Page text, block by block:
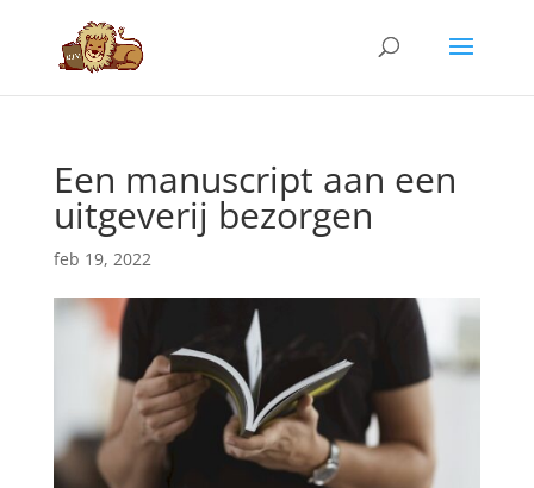
Een manuscript aan een
uitgeverij bezorgen
feb 19, 2022